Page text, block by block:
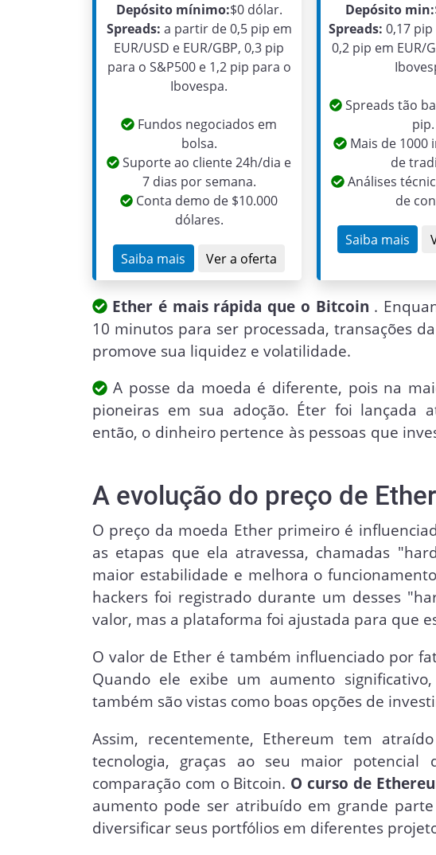
Depósito mínimo:$0 dólar.
Spreads: a partir de 0,5 pip em
EUR/USD e EUR/GBP, 0,3 pip
para o S&P500 e 1,2 pip para o
Ibovespa.
Fundos negociados em
bolsa.
Suporte ao cliente 24h/dia e
7 dias por semana.
Conta demo de $10.000
dólares.
Saiba mais Ver a oferta
Depósito min:
Spreads: 0,17 pip
0,2 pip em EUR/
Spreads tão
pip.
Mais de 1000
de
Análises
de
Saiba mais
Ether é mais rápida que o Bitcoin .
10 minutos para ser processada, transações
promove sua liquidez e volatilidade.
A posse da moeda é diferente, pois na
pioneiras em sua adoção. Éter foi lançada
então, o dinheiro pertence às pessoas que
A evolução do preço de Ether
O preço da moeda Ether primeiro é
as etapas que ela atravessa, chamadas
maior estabilidade e melhora o
hackers foi registrado durante um desses
valor, mas a plataforma foi ajustada para que
O valor de Ether é também influenciado por
Quando ele exibe um aumento
também são vistas como boas opções de
Assim, recentemente, Ethereum tem
tecnologia, graças ao seu maior
comparação com o Bitcoin. O curso de
aumento pode ser atribuído em grande
diversificar seus portfólios em diferentes